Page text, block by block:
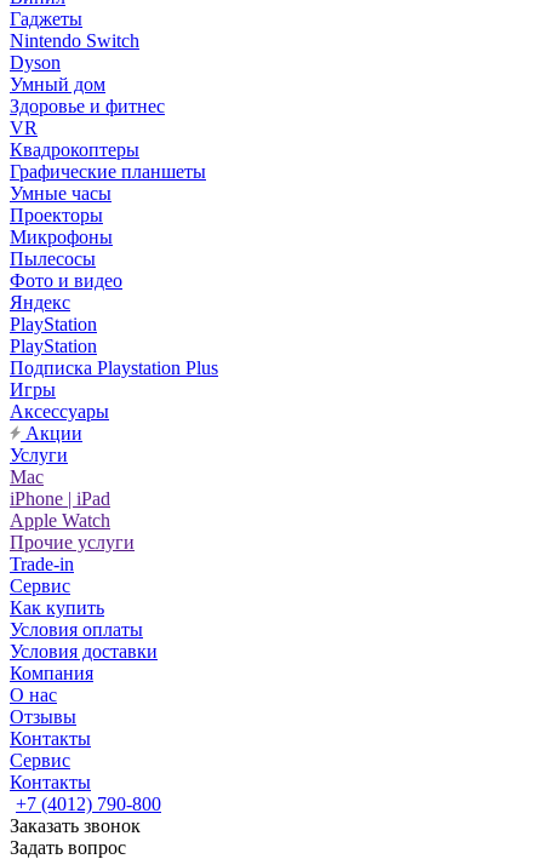
Гаджеты
Nintendo Switch
Dyson
Умный дом
Здоровье и фитнес
VR
Квадрокоптеры
Графические планшеты
Умные часы
Проекторы
Микрофоны
Пылесосы
Фото и видео
Яндекс
PlayStation
PlayStation
Подписка Playstation Plus
Игры
Аксессуары
Акции
Услуги
Mac
iPhone | iPad
Apple Watch
Прочие услуги
Trade-in
Сервис
Как купить
Условия оплаты
Условия доставки
Компания
О нас
Отзывы
Контакты
Сервис
Контакты
+7 (4012) 790-800
Заказать звонок
Задать вопрос